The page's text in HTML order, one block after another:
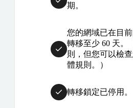
期。
您的網域已在目
轉移至少 60 天。
則，但您可以檢
體規則。）
轉移鎖定已停用。